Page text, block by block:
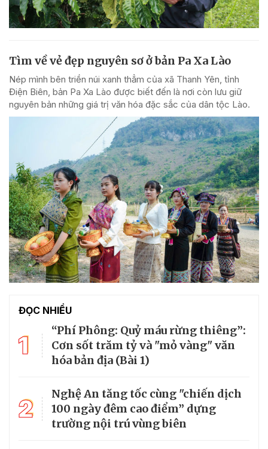
Tìm về vẻ đẹp nguyên sơ ở bản Pa Xa Lào
Nép mình bên triền núi xanh thẳm của xã Thanh Yên, tỉnh
Điện Biên, bản Pa Xa Lào được biết đến là nơi còn lưu giữ
nguyên bản những giá trị văn hóa đặc sắc của dân tộc Lào.
ĐỌC NHIỀU
1
“Phí Phông: Quỷ máu rừng thiêng”:
Cơn sốt trăm tỷ và "mỏ vàng" văn
hóa bản địa (Bài 1)
2
Nghệ An tăng tốc cùng "chiến dịch
100 ngày đêm cao điểm” dựng
trường nội trú vùng biên